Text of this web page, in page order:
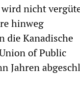
nicht
hinweg
die Kanadische
of Public
Jahren